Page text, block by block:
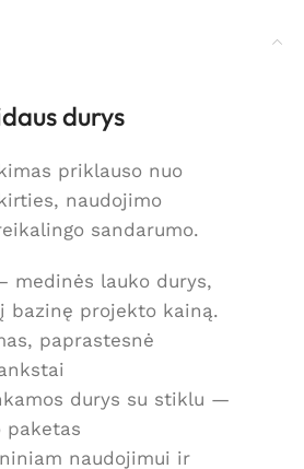
durys
priklauso nuo
naudojimo
sandarumo.
medinės lauko durys,
bazinę projekto kainą.
paprastesnė
durys su stiklu —
paketas
naudojimui ir